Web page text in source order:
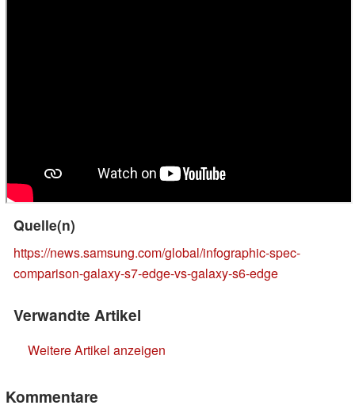
Quelle(n)
https://news.samsung.com/global/infographic-spec-
comparison-galaxy-s7-edge-vs-galaxy-s6-edge
Verwandte Artikel
Weitere Artikel anzeigen
Kommentare